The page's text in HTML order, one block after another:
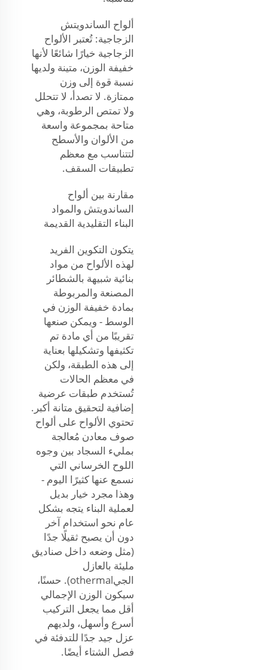
ألواح الساندويتش
الزجاجية: تُعتبر الألواح
الزجاجية خيارًا شائعًا لأنها
خفيفة الوزن، متينة ولديها
نسبة قوة إلى وزن
ممتازة. لا تصدأ، لا تتحلل
ولا تمتص الرطوبة، وهي
متاحة بمجموعة واسعة
من الألوان والأسطح
لتتناسب مع معظم
تطبيقات السقف.
مقارنة بين ألواح
الساندويتش والمواد
البناء التقليدية القديمة
يتكون التكوين الفريد
لهذه الألواح من مواد
بنائية شبيهة بالشطائر
المصنعة والمربوطة
بمادة خفيفة الوزن في
الوسط - ويمكن صنعها
تقريبًا من أي مادة تم
تكثيفها وتشكيلها بعناية
إلى هذه الطبقة، ولكن
في معظم الحالات
تُستخدم طبقات عرضية
إضافية لتحقيق متانة أكبر.
تحتوي الألواح على ألواح
صوف معادن مُعالجة
بمليء السجاد بين وجوه
اللوح الخرساني التي
نسمع عنها كثيرًا اليوم -
وهذا مجرد خيار بديل
لعملية البناء يتجه بشكل
عام نحو استخدام آخر
دون أن يصبح ثقيلًا جدًا
(مثل وضعه داخل صناديق
مليئة بالعازل
الجيothermal). حسنًا،
سيكون الوزن الإجمالي
أقل مما يجعل التركيب
أسرع وأسهل، ولديهم
عزل جيد جدًا للتدفئة في
فصل الشتاء أيضًا.